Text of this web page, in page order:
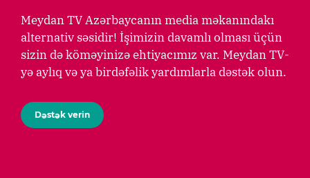
Meydan TV Azərbaycanın media məkanındakı
alternativ səsidir! İşimizin davamlı olması üçün
sizin də köməyinizə ehtiyacımız var. Meydan TV-
yə aylıq və ya birdəfəlik yardımlarla dəstək olun.
Dəstək verin